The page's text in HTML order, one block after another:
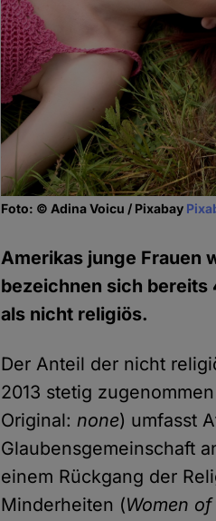
Foto: © Adina Voicu / Pixabay
Amerikas junge Frauen
bezeichnen sich
als nicht religiös.
Der Anteil der nicht
2013 stetig
Original:none) umfasst
Glaubensgemeinschaft
einem Rückgang der
Minderheiten (Women